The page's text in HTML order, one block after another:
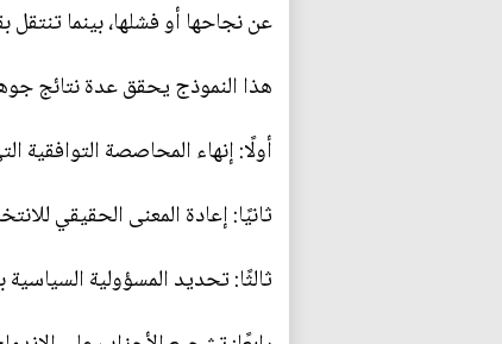
عن نجاحها أو فشلها، بينما تنتقل
هذا النموذج يحقق عدة نتائج
أولًا: إنهاء المحاصصة
ثانيًا: إعادة المعنى الحقيقي
ثالثًا: تحديد المسؤولية